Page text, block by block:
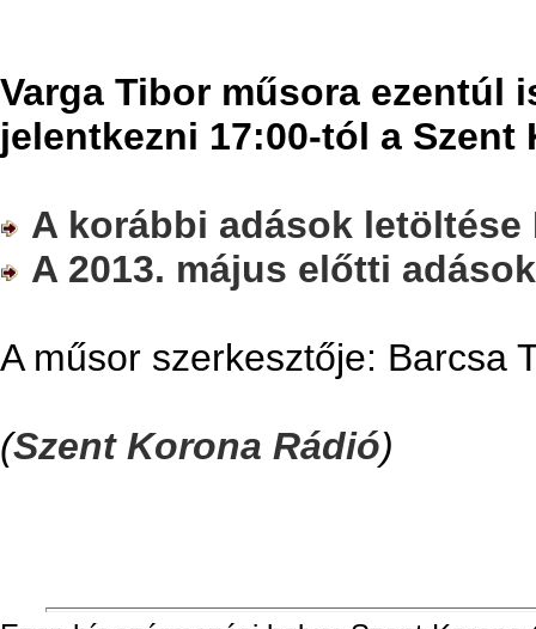
Varga Tibor műsora ezentúl
jelentkezni 17:00-tól a Szent
A korábbi adások letöltése
A 2013. május előtti
A műsor szerkesztője: Barcsa
(Szent Korona Rádió)